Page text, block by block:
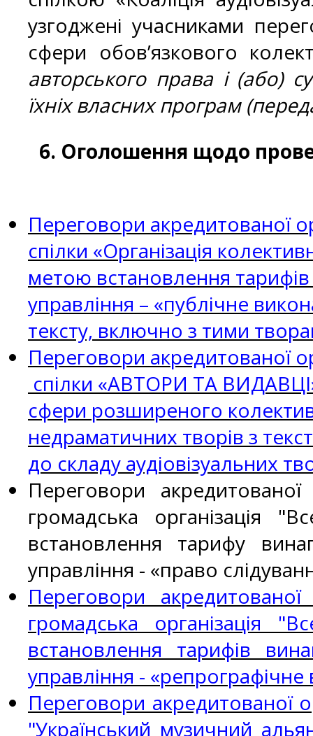
узгоджені учасниками
сфери обов’язкового
авторського права і (або)
їхніх власних програм
6. Оголошення щодо
Переговори акредитованої
спілки «Організація
метою встановлення
управління – «публічне
тексту, включно з тими
Переговори акредитованої
спілки «АВТОРИ ТА
сфери розширеного
недраматичних творів з
до складу аудіовізуальних
Переговори акредитованої
громадська організація
встановлення тарифу
управління - «право
Переговори акредитованої
громадська організація
встановлення тарифів
управління - «репрографічне
Переговори акредитованої
"Український музичний